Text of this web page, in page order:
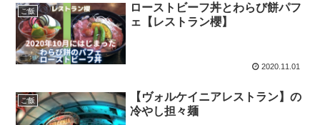
ご飯
ローストビーフ丼とわらび餅パフ
ェ【レストラン櫻】
2020.11.01
ご飯
【ヴォルケイニアレストラン】の
冷やし担々麺